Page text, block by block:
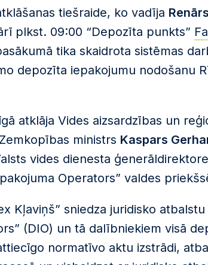
tiešraide, ko vadīja
plkst. 09:00 “Depozīta punkts”
tika skaidrota sistēmas
depozīta iepakojumu nodošanu
atklāja Vides aizsardzības un
ministrs Kaspars
vides dienesta ģenerāldirektore
Operators” valdes
Kļaviņš” sniedza juridisko
(DIO) un tā dalībniekiem visā
normatīvo aktu izstrādi,